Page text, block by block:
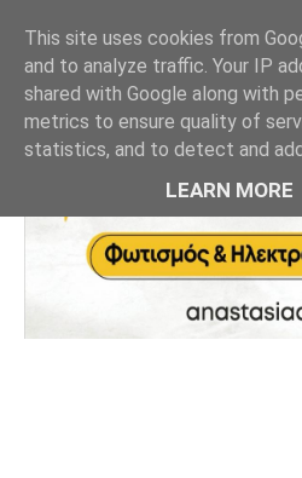
This site uses cookies from
and to analyze traffic. Your IP
shared with Google along with
metrics to ensure quality of
statistics, and to detect and
LEARN MORE